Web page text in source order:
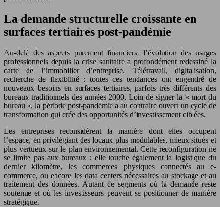
La demande structurelle croissante en
surfaces tertiaires post-pandémie
Au-delà des aspects purement financiers, l’évolution des usages
professionnels depuis la crise sanitaire a profondément redessiné la
carte de l’immobilier d’entreprise. Télétravail, digitalisation,
recherche de flexibilité : toutes ces tendances ont engendré de
nouveaux besoins en surfaces tertiaires, parfois très différents des
bureaux traditionnels des années 2000. Loin de signer la « mort du
bureau », la période post-pandémie a au contraire ouvert un cycle de
transformation qui crée des opportunités d’investissement ciblées.
Les entreprises reconsidèrent la manière dont elles occupent
l’espace, en privilégiant des locaux plus modulables, mieux situés et
plus vertueux sur le plan environnemental. Cette reconfiguration ne
se limite pas aux bureaux : elle touche également la logistique du
dernier kilomètre, les commerces physiques connectés au e-
commerce, ou encore les data centers nécessaires au stockage et au
traitement des données. Autant de segments où la demande reste
soutenue et où les investisseurs peuvent se positionner de manière
stratégique.